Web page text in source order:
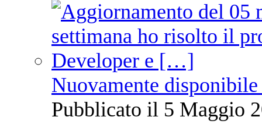
Nuovamente
Pubblicato il 5 Maggio